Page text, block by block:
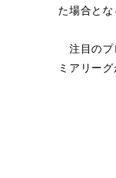
た場合とな
注目のプ
ミアリー